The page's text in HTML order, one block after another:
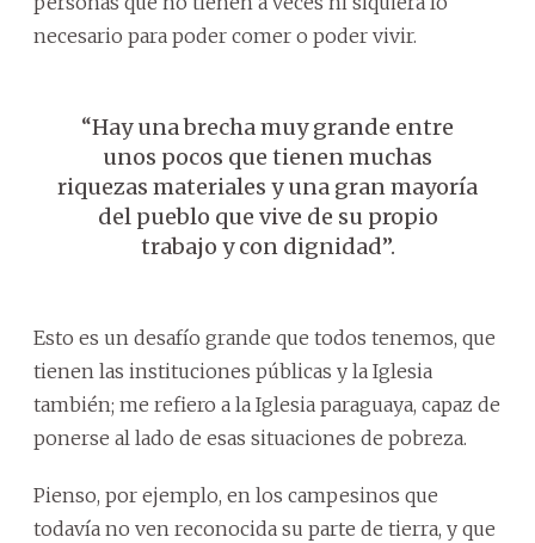
necesario para poder comer o poder vivir.
“Hay una brecha muy grande entre
unos pocos que tienen muchas
riquezas materiales y una gran mayoría
del pueblo que vive de su propio
trabajo y con dignidad”.
Esto es un desafío grande que todos tenemos, que
tienen las instituciones públicas y la Iglesia
también; me refiero a la Iglesia paraguaya, capaz de
ponerse al lado de esas situaciones de pobreza.
Pienso, por ejemplo, en los campesinos que
todavía no ven reconocida su parte de tierra, y que